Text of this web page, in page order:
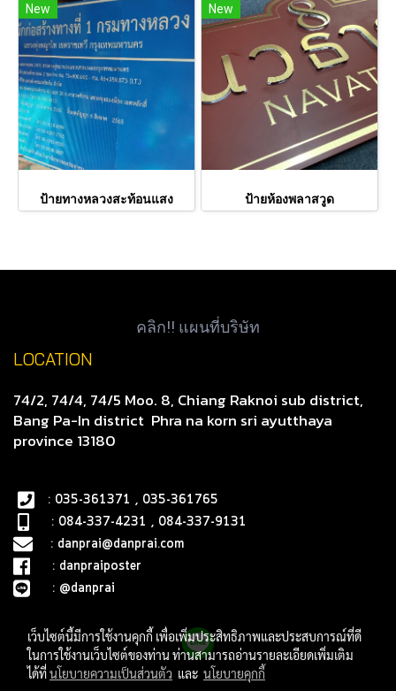
New
ป้ายทางหลวงสะท้อนแสง
New
ป้ายห้องพลาสวูด
คลิก!! แผนที่บริษัท
LOCATION
74/2, 74/4, 74/5 Moo. 8, Chiang Raknoi sub district,
Bang Pa-In district Phra na korn sri ayutthaya
province 13180
: 035-361371 , 035-361765
: 084-337-4231 , 084-337-9131
: danprai@danprai.com
: danpraiposter
: @danprai
เว็บไซต์นี้มีการใช้งานคุกกี้ เพื่อเพิ่มประสิทธิภาพและประสบการณ์ที่ดี
ในการใช้งานเว็บไซต์ของท่าน ท่านสามารถอ่านรายละเอียดเพิ่มเติม
ได้ที่นโยบายความเป็นส่วนตัว และ นโยบายคุกกี้